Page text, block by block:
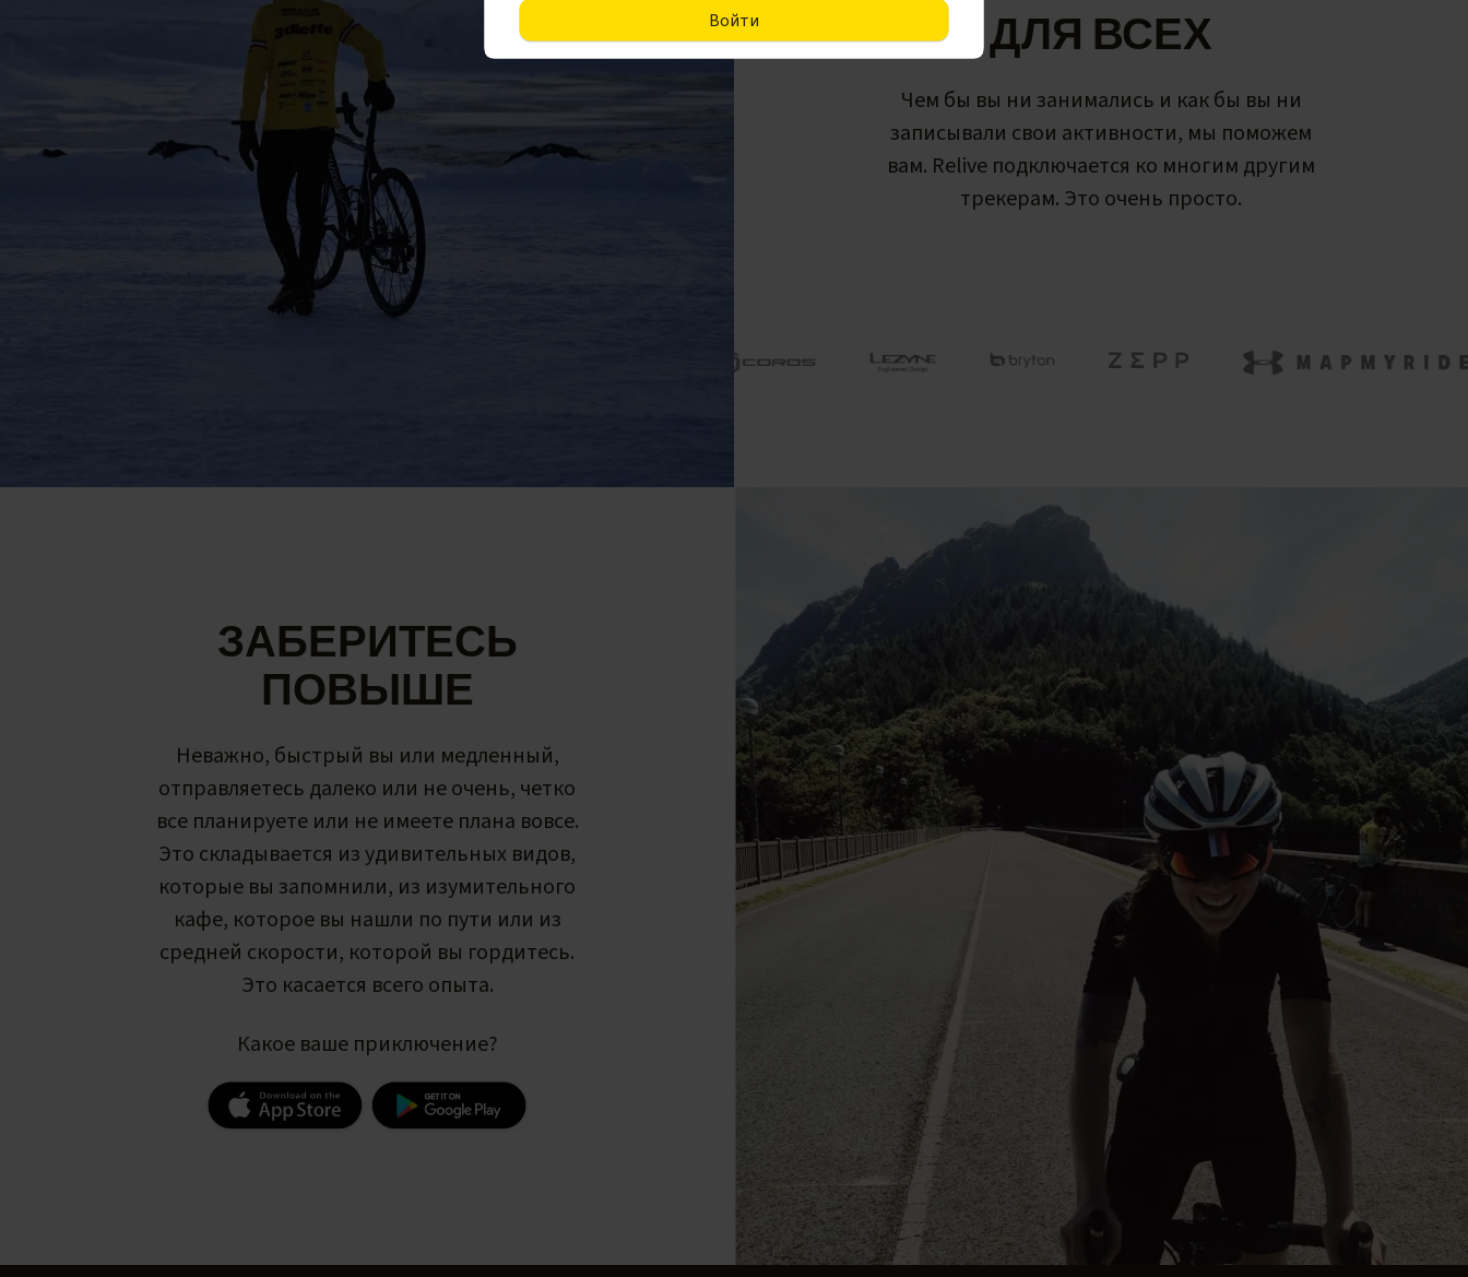
ДЛЯ ВСЕХ
Чем бы вы ни занимались и как бы вы ни
записывали свои активности, мы поможем
вам. Relive подключается ко многим другим
трекерам. Это очень просто.
ЗАБЕРИТЕСЬ
ПОВЫШЕ
Неважно, быстрый вы или медленный,
отправляетесь далеко или не очень, четко
все планируете или не имеете плана вовсе.
Это складывается из удивительных видов,
которые вы запомнили, из изумительного
кафе, которое вы нашли по пути или из
средней скорости, которой вы гордитесь.
Это касается всего опыта.
Какое ваше приключение?